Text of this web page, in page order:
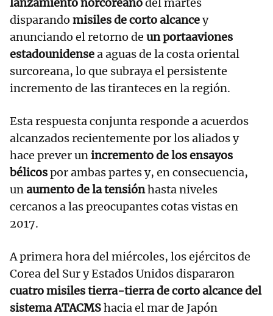
lanzamiento norcoreanodel martes
disparando misiles de corto alcancey
anunciando el retorno de un portaaviones
estadounidensea aguas de la costa oriental
surcoreana, lo que subraya el persistente
incremento de las tiranteces en la región.
Esta respuesta conjunta responde a acuerdos
alcanzados recientemente por los aliados y
hace prever unincremento de los ensayos
bélicospor ambas partes y, en consecuencia,
unaumento de la tensiónhasta niveles
cercanos a las preocupantes cotas vistas en
2017.
A primera hora del miércoles, los ejércitos de
Corea del Sur y Estados Unidos dispararon
cuatro misiles tierra-tierra de corto alcance del
sistema ATACMShacia el mar de Japón